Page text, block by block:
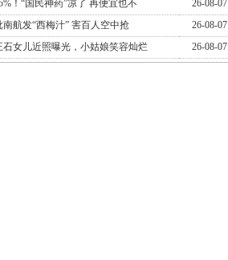
！“国民神药”凉了 再便宜也不
26-08-07
南航发“西梅汁” 害百人空中抢
26-08-07
石女儿近照曝光，小姑娘笑容灿烂
26-08-07